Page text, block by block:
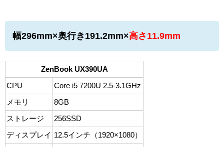
幅296mm×奥行き191.2mm×高さ11.9mm
ZenBook UX390UA
CPU
Core i5 7200U 2.5-3.1GHz
メモリ
8GB
ストレージ
256SSD
ディスプレイ 12.5インチ（1920×1080）